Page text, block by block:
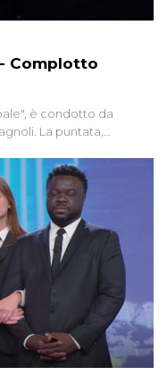
Complotto
è condotto da
La puntata,
dei sospetti
anni hanno invaso
e immaginario collettivo.